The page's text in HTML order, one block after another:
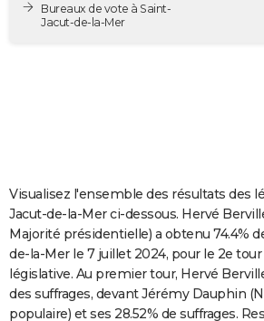
Alimentation
Guide de la santé
Maladies
Médicaments
Sommeil
VOYAGE
Carte de Noël
Carte Bonne année
Carte Saint-Valentin
Carte Pâques
Carte d'anniversaire
DICTIONNAIRE
Dictionnaire
Biographies
Citations
Expressions
Proverbes
PROGRAMME TV
COPAINS D'AVANT
S'inscrire
Se connecter
Lycées
Collèges
Primaires
Universités
Entreprises
Service militaire
Avis de recherche
AVIS DE DÉCÈS
Bureaux de vote à Saint-
Jacut-de-la-Mer
Visualisez l'ensemble des résultats des
Jacut-de-la-Mer ci-dessous. Hervé
Majorité présidentielle) a obtenu 74.4%
de-la-Mer le 7 juillet 2024, pour le 2e
législative. Au premier tour, Hervé
des suffrages, devant Jérémy Dauphin
populaire) et ses 28.52% de suffrages.